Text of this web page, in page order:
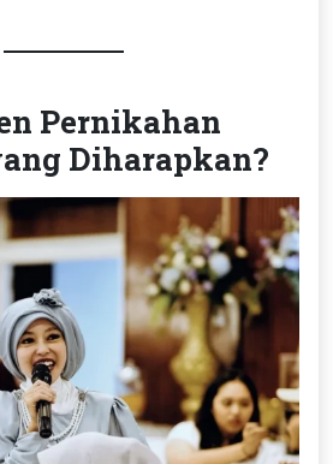
Pernikahan
Diharapkan?